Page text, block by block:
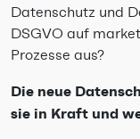
Datenschutz und
DSGVO auf
Prozesse aus?
Die neue
sie in Kraft und